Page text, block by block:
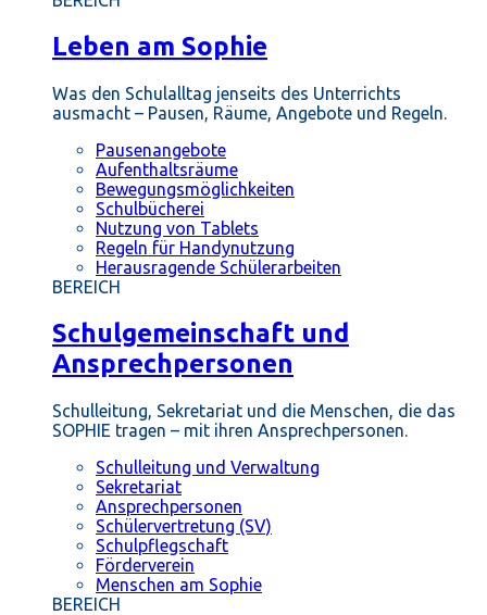
Leben am Sophie
Was den Schulalltag jenseits des Unterrichts
ausmacht – Pausen, Räume, Angebote und Regeln.
Pausenangebote
Aufenthaltsräume
Bewegungsmöglichkeiten
Schulbücherei
Nutzung von Tablets
Regeln für Handynutzung
Herausragende Schülerarbeiten
BEREICH
Schulgemeinschaft und
Ansprechpersonen
Schulleitung, Sekretariat und die Menschen, die das
SOPHIE tragen – mit ihren Ansprechpersonen.
Schulleitung und Verwaltung
Sekretariat
Ansprechpersonen
Schülervertretung (SV)
Schulpflegschaft
Förderverein
Menschen am Sophie
BEREICH